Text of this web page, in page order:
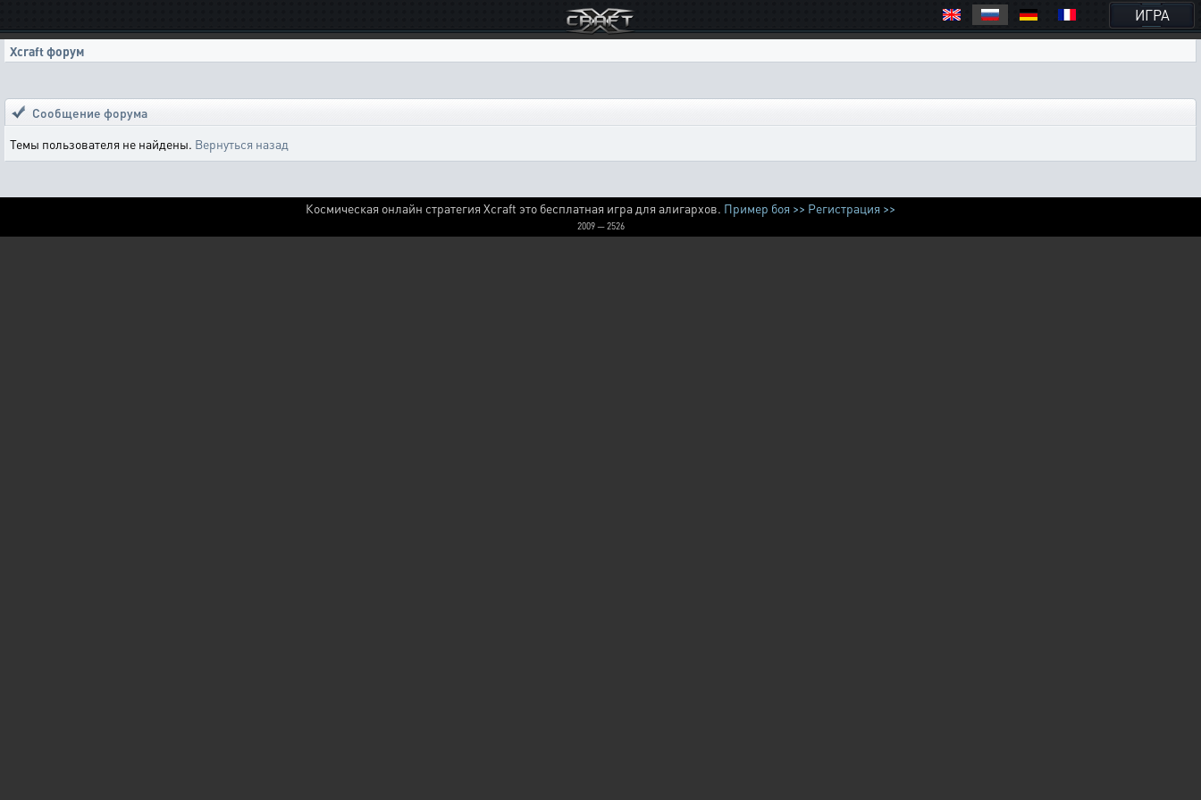
ИГРА
Xcraft форум
Сообщение форума
Темы пользователя не найдены. Вернуться назад
Космическая онлайн стратегия Xcraft это бесплатная игра для алигархов. Пример боя >> Регистрация >>
2009 — 2526